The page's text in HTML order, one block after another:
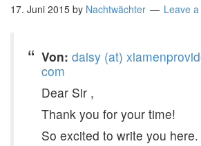
17. Juni 2015 by Nachtwächter Leave
Von: daisy (at)
com
Dear Sir ,
Thank you for your time!
So excited to write you here.